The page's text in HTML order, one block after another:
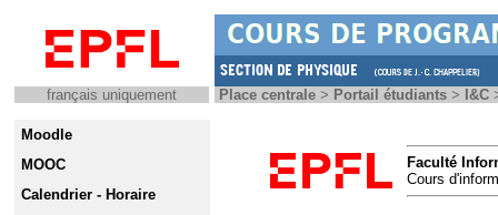
français uniquement Place centrale > Portail étudiants > I&C
Moodle
MOOC
Calendrier - Horaire